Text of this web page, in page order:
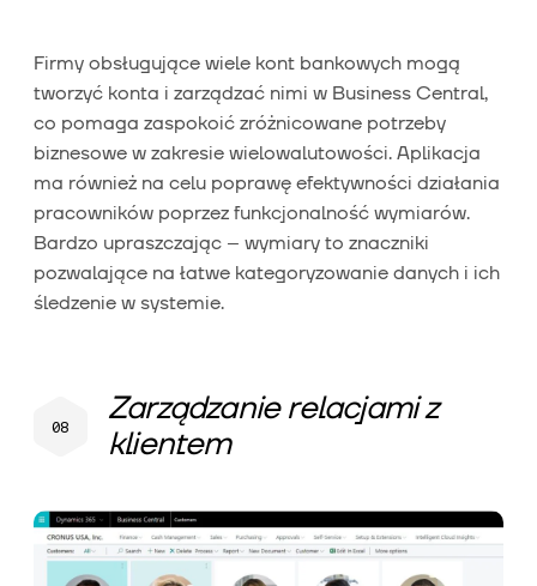
Firmy obsługujące wiele kont bankowych mogą
tworzyć konta i zarządzać nimi w Business Central,
co pomaga zaspokoić zróżnicowane potrzeby
biznesowe w zakresie wielowalutowości. Aplikacja
ma również na celu poprawę efektywności działania
pracowników poprzez funkcjonalność wymiarów.
Bardzo upraszczając – wymiary to znaczniki
pozwalające na łatwe kategoryzowanie danych i ich
śledzenie w systemie.
Zarządzanie relacjami z
klientem